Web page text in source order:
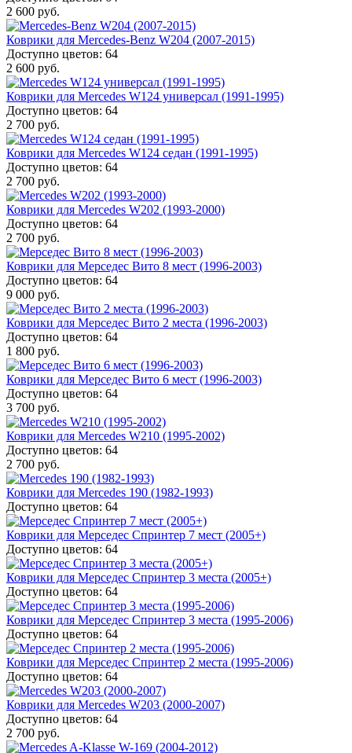
2 600 руб.
Коврики для Mercedes-Benz W204 (2007-2015)
Доступно цветов: 64
2 600 руб.
Коврики для Mercedes W124 универсал (1991-1995)
Доступно цветов: 64
2 700 руб.
Коврики для Mercedes W124 седан (1991-1995)
Доступно цветов: 64
2 700 руб.
Коврики для Mercedes W202 (1993-2000)
Доступно цветов: 64
2 700 руб.
Коврики для Мерседес Вито 8 мест (1996-2003)
Доступно цветов: 64
9 000 руб.
Коврики для Мерседес Вито 2 места (1996-2003)
Доступно цветов: 64
1 800 руб.
Коврики для Мерседес Вито 6 мест (1996-2003)
Доступно цветов: 64
3 700 руб.
Коврики для Mercedes W210 (1995-2002)
Доступно цветов: 64
2 700 руб.
Коврики для Mercedes 190 (1982-1993)
Доступно цветов: 64
Коврики для Мерседес Спринтер 7 мест (2005+)
Доступно цветов: 64
Коврики для Мерседес Спринтер 3 места (2005+)
Доступно цветов: 64
Коврики для Мерседес Спринтер 3 места (1995-2006)
Доступно цветов: 64
Коврики для Мерседес Спринтер 2 места (1995-2006)
Доступно цветов: 64
Коврики для Mercedes W203 (2000-2007)
Доступно цветов: 64
2 700 руб.